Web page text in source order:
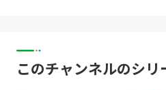
届けして、子育て・育児の
していくチャンネルです！
このチャンネルのシリ